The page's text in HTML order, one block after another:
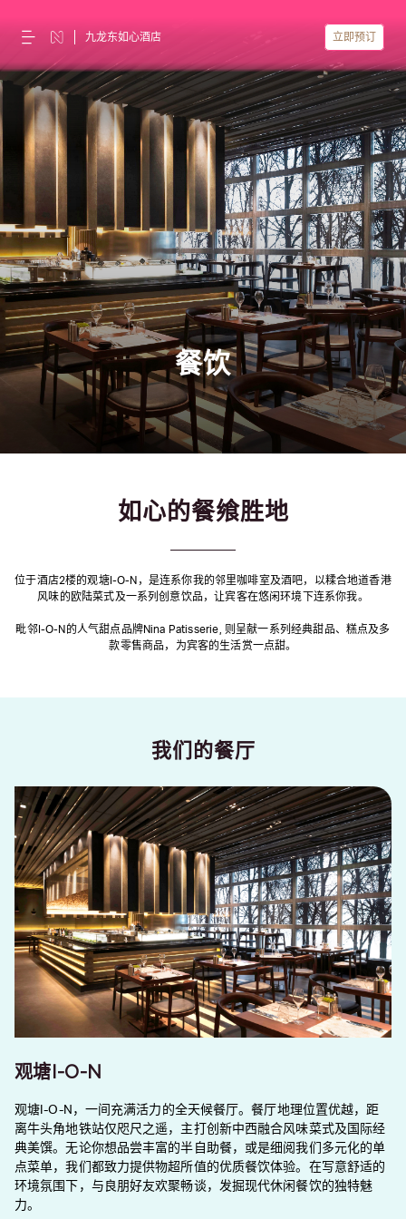
九龙东如心酒店 立即预订
餐饮
如心的餐飨胜地
位于酒店2楼的观塘I-O-N，是连系你我的邻里咖啡室及酒吧，以糅合地道香港
风味的欧陆菜式及一系列创意饮品，让宾客在悠闲环境下连系你我。
毗邻I-O-N的人气甜点品牌Nina Patisserie, 则呈献一系列经典甜品、糕点及多
款零售商品，为宾客的生活赏一点甜。
我们的餐厅
观塘I-O-N
观塘I-O-N，一间充满活力的全天候餐厅。餐厅地理位置优越，距
离牛头角地铁站仅咫尺之遥，主打创新中西融合风味菜式及国际经
典美馔。无论你想品尝丰富的半自助餐，或是细阅我们多元化的单
点菜单，我们都致力提供物超所值的优质餐饮体验。在写意舒适的
环境氛围下，与良朋好友欢聚畅谈，发掘现代休闲餐饮的独特魅
力。